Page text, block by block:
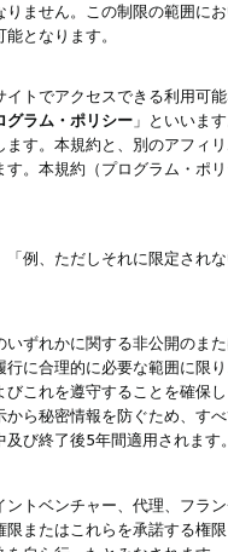
ません。この制限の範囲に
となります。
トでアクセスできる利用可能
グラム・ポリシー 」といいま
す。本規約と、別のアフィ
。本規約（プログラム・ポ
例、ただしそれに限定され
ずれかに関する非公開のま
に合理的に必要な範囲に限
これを遵守することを確保
ら秘密情報を防ぐため、す
び終了後5年間適用されます。
トベンチャー、代理、フラ
またはこれらを承諾する権